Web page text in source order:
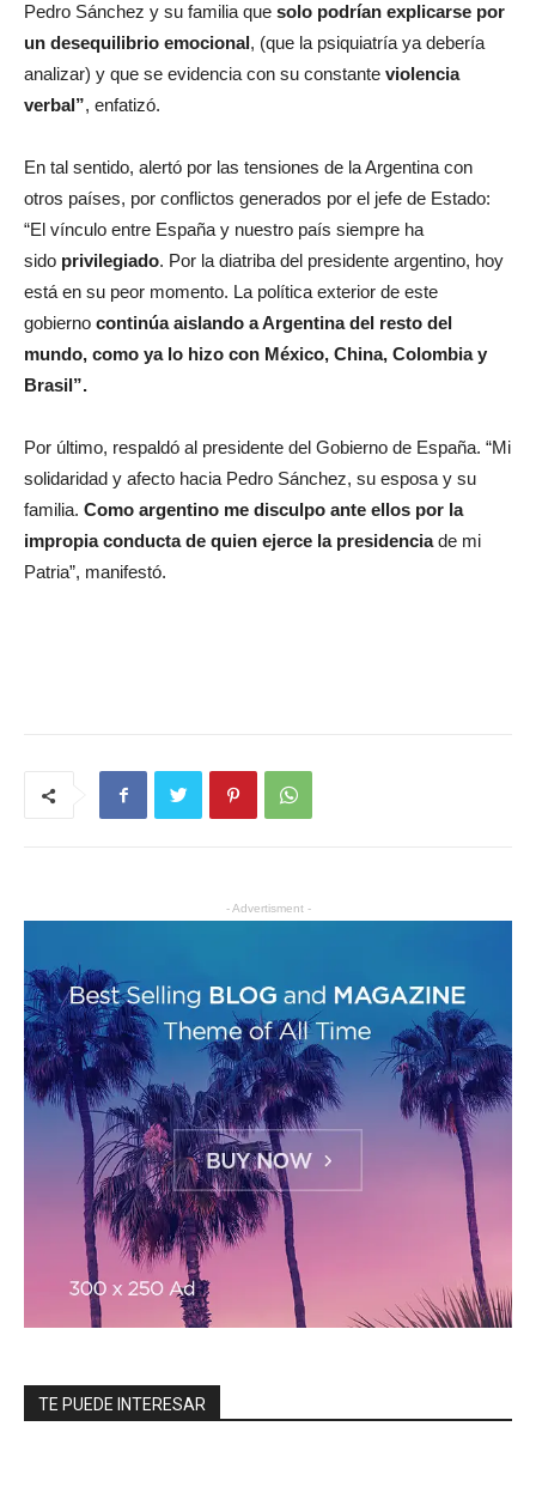
Pedro Sánchez y su familia que solo podrían explicarse por
un desequilibrio emocional , (que la psiquiatría ya debería
analizar) y que se evidencia con su constante violencia
verbal”, enfatizó.
En tal sentido, alertó por las tensiones de la Argentina con
otros países, por conflictos generados por el jefe de Estado:
“El vínculo entre España y nuestro país siempre ha
sido privilegiado. Por la diatriba del presidente argentino, hoy
está en su peor momento. La política exterior de este
gobierno continúa aislando a Argentina del resto del
mundo, como ya lo hizo con México, China, Colombia y
Brasil”.
Por último, respaldó al presidente del Gobierno de España. “Mi
solidaridad y afecto hacia Pedro Sánchez, su esposa y su
familia. Como argentino me disculpo ante ellos por la
impropia conducta de quien ejerce la presidenciade mi
Patria”, manifestó.
- Advertisment -
TE PUEDE INTERESAR